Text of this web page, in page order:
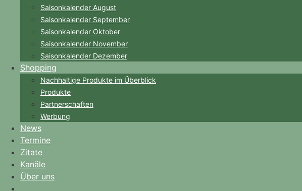
Saisonkalender August
Saisonkalender September
Saisonkalender Oktober
Saisonkalender November
Saisonkalender Dezember
Shopping
Nachhaltige Produkte im Überblick
Produkte
Partnerschaften
Werbung
News
Termine
Zitate
Kanäle
Über uns